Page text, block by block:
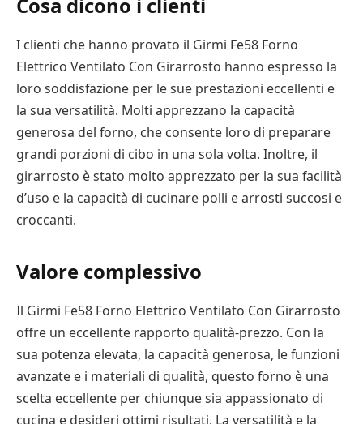
Cosa dicono i clienti
I clienti che hanno provato il Girmi Fe58 Forno
Elettrico Ventilato Con Girarrosto hanno espresso la
loro soddisfazione per le sue prestazioni eccellenti e
la sua versatilità. Molti apprezzano la capacità
generosa del forno, che consente loro di preparare
grandi porzioni di cibo in una sola volta. Inoltre, il
girarrosto è stato molto apprezzato per la sua facilità
d’uso e la capacità di cucinare polli e arrosti succosi e
croccanti.
Valore complessivo
Il Girmi Fe58 Forno Elettrico Ventilato Con Girarrosto
offre un eccellente rapporto qualità-prezzo. Con la
sua potenza elevata, la capacità generosa, le funzioni
avanzate e i materiali di qualità, questo forno è una
scelta eccellente per chiunque sia appassionato di
cucina e desideri ottimi risultati. La versatilità e la